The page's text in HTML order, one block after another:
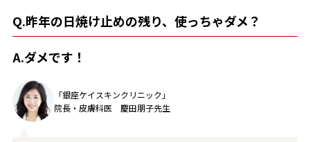
Q.昨年の日焼け止めの残り、使っちゃダメ？
A.ダメです！
「銀座ケイスキンクリニック」
院長・皮膚科医 慶田朋子先生